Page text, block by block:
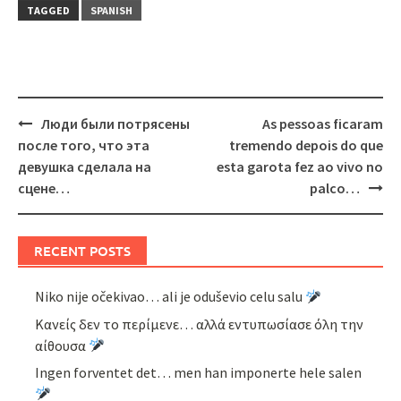
TAGGED
SPANISH
Post
navigation
Люди были потрясены
после того, что эта
девушка сделала на
сцене…
As pessoas ficaram
tremendo depois do que
esta garota fez ao vivo no
palco…
RECENT POSTS
Niko nije očekivao… ali je oduševio celu salu
Κανείς δεν το περίμενε… αλλά εντυπωσίασε όλη την
αίθουσα
Ingen forventet det… men han imponerte hele salen